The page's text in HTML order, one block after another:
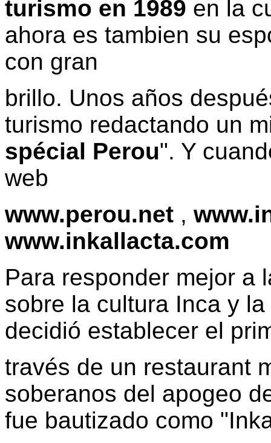
turismo en 1989 en la
ahora es tambien su
con gran
brillo. Unos años
turismo redactando un
spécial Perou". Y
web
www.perou.net ,
www.inkallacta.com
Para responder mejor a
sobre la cultura Inca y
decidió establecer el
través de un restaurant
soberanos del apogeo
fue bautizado como